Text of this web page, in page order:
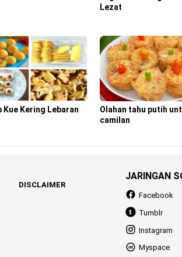
Lezat
Kue Kering Lebaran
Olahan tahu putih
camilan
DISCLAIMER
JARINGAN
Facebook
Tumblr
Instagram
Myspace